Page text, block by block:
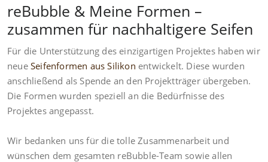
reBubble & Meine Formen –
zusammen für nachhaltigere Seifen
Für die Unterstützung des einzigartigen Projektes haben wir
neue Seifenformen aus Silikon entwickelt. Diese wurden
anschließend als Spende an den Projektträger übergeben.
Die Formen wurden speziell an die Bedürfnisse des
Projektes angepasst.
Wir bedanken uns für die tolle Zusammenarbeit und
wünschen dem gesamten reBubble-Team sowie allen